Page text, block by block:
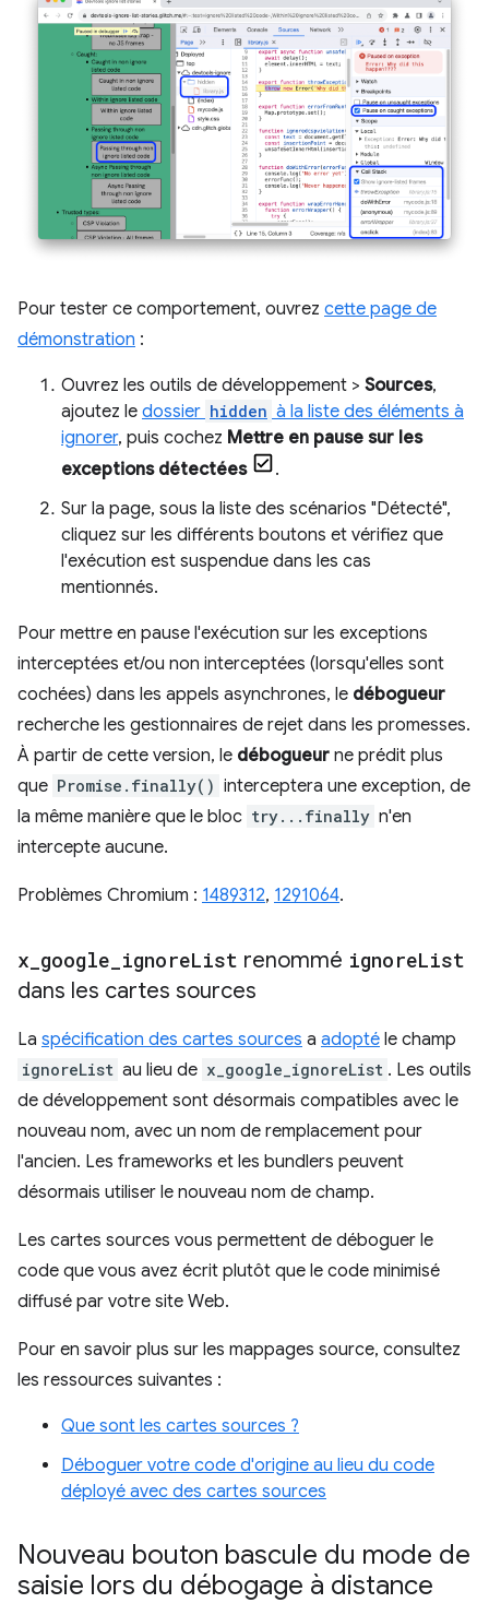
Pour tester ce comportement, ouvrez cette page de
démonstration :
Ouvrez les outils de développement > Sources,
ajoutez le dossier hidden à la liste des éléments à
ignorer, puis cochez Mettre en pause sur les
exceptions détectées
.
Sur la page, sous la liste des scénarios "Détecté",
cliquez sur les différents boutons et vérifiez que
l'exécution est suspendue dans les cas
mentionnés.
Pour mettre en pause l'exécution sur les exceptions
interceptées et/ou non interceptées (lorsqu'elles sont
cochées) dans les appels asynchrones, le débogueur
recherche les gestionnaires de rejet dans les promesses.
À partir de cette version, le débogueur ne prédit plus
que Promise.finally() interceptera une exception, de
la même manière que le bloc try...finally n'en
intercepte aucune.
Problèmes Chromium : 1489312, 1291064.
x google ignoreList renommé ignoreList
dans les cartes sources
La spécification des cartes sources a adopté le champ
ignoreList au lieu de x_google_ignoreList . Les outils
de développement sont désormais compatibles avec le
nouveau nom, avec un nom de remplacement pour
l'ancien. Les frameworks et les bundlers peuvent
désormais utiliser le nouveau nom de champ.
Les cartes sources vous permettent de déboguer le
code que vous avez écrit plutôt que le code minimisé
diffusé par votre site Web.
Pour en savoir plus sur les mappages source, consultez
les ressources suivantes :
Que sont les cartes sources ?
Déboguer votre code d'origine au lieu du code
déployé avec des cartes sources
Nouveau bouton bascule du mode de
saisie lors du débogage à distance